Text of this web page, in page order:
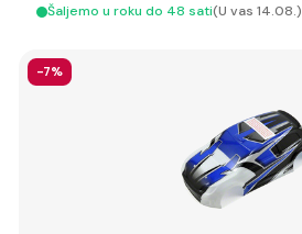
Šaljemo u roku do 48 sati(U vas 14.08.)
-7%